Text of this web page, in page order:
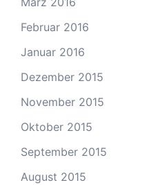
Februar 2016
Januar 2016
Dezember 2015
November 2015
Oktober 2015
September 2015
August 2015